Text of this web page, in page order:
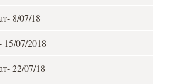
8/07/18
07/2018
22/07/18